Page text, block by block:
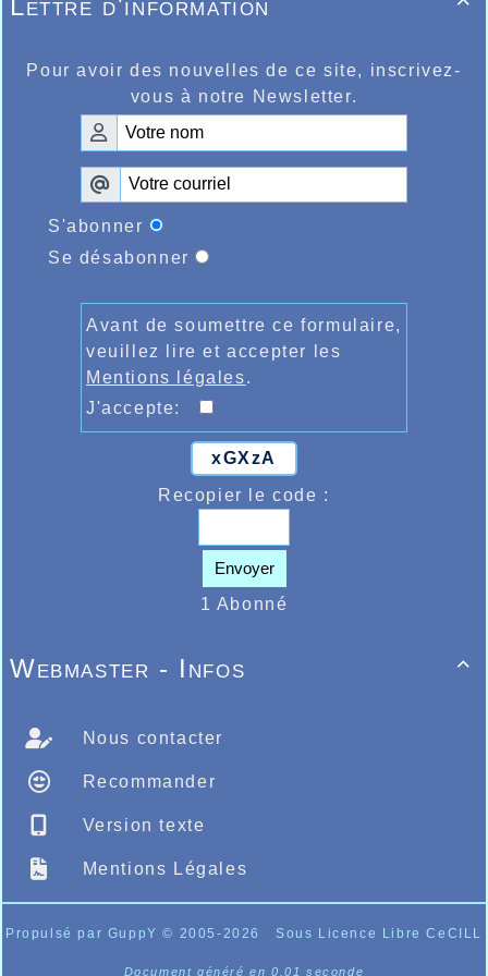
Lettre d'information
Pour avoir des nouvelles de ce site, inscrivez-
vous à notre Newsletter.
S'abonner
Se désabonner
Avant de soumettre ce formulaire,
veuillez lire et accepter les
Mentions légales.
J'accepte:
xGXzA
Recopier le code :
Envoyer
1 Abonné

Webmaster - Infos
Nous contacter
Recommander
Version texte
Mentions Légales
Propulsé par GuppY© 2005-2026 Sous Licence Libre CeCILL
Document généré en 0.01 seconde